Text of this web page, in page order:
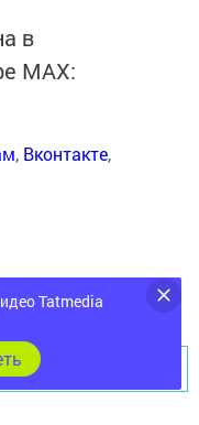
в
MАХ:
, Вконтакте,
Tatmedia